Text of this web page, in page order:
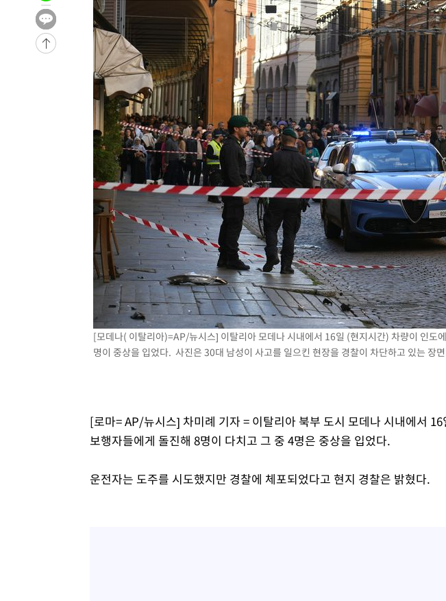
실천"
-11637초 전 >
이란, "오만과 '중앙 단일 루트' 합의…북쪽 인바운드·남쪽 아웃바
운드는 임시"
-3205초 전 >
"낮 기온 소폭 하락"…수도권 폭염중대경보, 폭염경보로 하향
-3169초 전 >
[속보]이 대통령, '호우피해' 안동·의성 관할 4개 면 특별재난지역 선
[단독]중수청 지원 검사들, 정원 초과 시 낮은 계급 임용…희망지 못
낮 최고 37도 찜통더위…곳곳 소나기·강원 많은 비[내일날씨]
SK하이닉스, 용인·청주 팹에 54조 투자…"AI 메모리 수요 선제 대응"
여자배구 이재영·이다영 자매, 아제르바이잔 투란VC 입단
외국인 심판 성 접대 7경기 들여다보니…한국 축구 '5승 2무'
[속보]코스닥, 2.86포인트(0.36%) 내린 798.81마감
[속보]코스피, 6200선 약보합…0.60% 내린 6258.77에 마쳐
[속보]원·달러 환율, 7.7원 내린 1416.1원 마감
[속보] 노원서 40.1도 관측…서울, 2018년 이후 첫 40도
[속보]종합특검, '계엄 수용공간 확보' 신용해 前교정본부장 기소
외신들도 주목한 韓축구 파문…"국민적 공분에 수사 재개"
11시간 압수수색에 성접대 파문까지…'쑥대밭' 된 축구협회
[속보]규제합리화위원회 부위원장에 김태유 서울대 공대 교수…이병태
[모데나( 이탈리아)=AP/뉴시스] 이탈리아 모데나 시내에서 16일 (현지시간) 차량이 인도
명이 중상을 입었다. 사진은 30대 남성이 사고를 일으킨 현장을 경찰이 차단하고 있는 장
[로마= AP/뉴시스] 차미례 기자 = 이탈리아 북부 도시 모데나 시내에서
보행자들에게 돌진해 8명이 다치고 그 중 4명은 중상을 입었다.
운전자는 도주를 시도했지만 경찰에 체포되었다고 현지 경찰은 밝혔다.